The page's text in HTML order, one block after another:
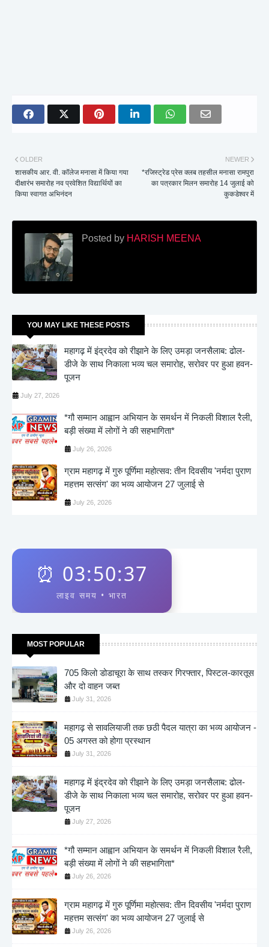
NEWER
*रजिस्ट्रेड प्रेस क्लब तहसील मनासा रामपुरा
का पत्रकार मिलन समारोह 14 जुलाई को
कुकडेश्वर में
OLDER
शासकीय आर. वी. कॉलेज मनासा में किया गया
दीक्षारंभ समारोह नव प्रवेशित विद्यार्थियों का
किया स्वागत अभिनंदन
Posted by HARISH MEENA
YOU MAY LIKE THESE POSTS
महागढ़ में इंद्रदेव को रीझाने के लिए उमड़ा जनसैलाब: ढोल-
डीजे के साथ निकाला भव्य चल समारोह, सरोवर पर हुआ हवन-
पूजन
July 27, 2026
*गौ सम्मान आह्वान अभियान के समर्थन में निकली विशाल रैली,
बड़ी संख्या में लोगों ने की सहभागिता*
July 26, 2026
ग्राम महागढ़ में गुरु पूर्णिमा महोत्सव: तीन दिवसीय 'नर्मदा पुराण
महत्तम सत्संग' का भव्य आयोजन 27 जुलाई से
July 26, 2026
⏰ 03:50:37
लाइव समय • भारत
MOST POPULAR
705 किलो डोडाचूरा के साथ तस्कर गिरफ्तार, पिस्टल-कारतूस
और दो वाहन जब्त
July 31, 2026
महागढ़ से सावलियाजी तक छठी पैदल यात्रा का भव्य आयोजन -
05 अगस्त को होगा प्रस्थान
July 31, 2026
महागढ़ में इंद्रदेव को रीझाने के लिए उमड़ा जनसैलाब: ढोल-
डीजे के साथ निकाला भव्य चल समारोह, सरोवर पर हुआ हवन-
पूजन
July 27, 2026
*गौ सम्मान आह्वान अभियान के समर्थन में निकली विशाल रैली,
बड़ी संख्या में लोगों ने की सहभागिता*
July 26, 2026
ग्राम महागढ़ में गुरु पूर्णिमा महोत्सव: तीन दिवसीय 'नर्मदा पुराण
महत्तम सत्संग' का भव्य आयोजन 27 जुलाई से
July 26, 2026